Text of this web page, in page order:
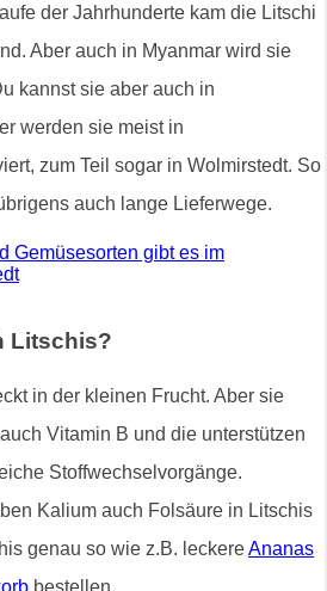
der Jahrhunderte kam die Litschi
Aber auch in Myanmar wird sie
kannst sie aber auch in
werden sie meist in
zum Teil sogar in Wolmirstedt. So
auch lange Lieferwege.
Gemüsesorten gibt es im
Litschis?
in der kleinen Frucht. Aber sie
Vitamin B und die unterstützen
Stoffwechselvorgänge.
Kalium auch Folsäure in Litschis
genau so wie z.B. leckereAnanas
bestellen.